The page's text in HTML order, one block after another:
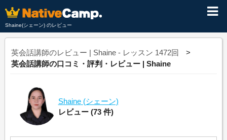
Shaine(シェーン) のレビュー
英会話講師のレビュー | Shaine - レッスン 1472回
英会話講師の口コミ・評判・レビュー | Shaine
Shaine (シェーン)
レビュー (73 件)